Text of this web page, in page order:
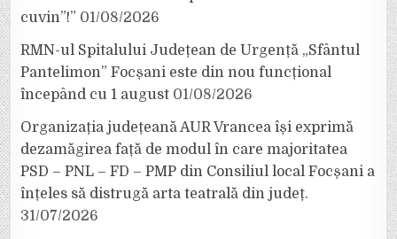
cuvin”!” 01/08/2026
RMN-ul Spitalului Județean de Urgență „Sfântul
Pantelimon” Focșani este din nou funcțional
începând cu 1 august 01/08/2026
Organizația județeană AUR Vrancea își exprimă
dezamăgirea față de modul în care majoritatea
PSD – PNL – FD – PMP din Consiliul local Focșani a
înțeles să distrugă arta teatrală din județ.
31/07/2026